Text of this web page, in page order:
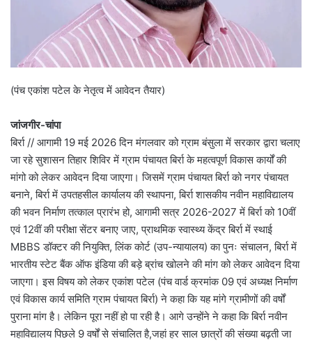
(पंच एकांश पटेल के नेतृत्व में आवेदन तैयार)
जांजगीर-चांपा
बिर्रा // आगामी 19 मई 2026 दिन मंगलवार को ग्राम बंसुला में सरकार द्वारा चलाए
जा रहे सुशासन तिहार शिविर में ग्राम पंचायत बिर्रा के महत्वपूर्ण विकास कार्यों की
मांगो को लेकर आवेदन दिया जाएगा। जिसमें ग्राम पंचायत बिर्रा को नगर पंचायत
बनाने, बिर्रा में उपतहसील कार्यालय की स्थापना, बिर्रा शासकीय नवीन महाविद्यालय
की भवन निर्माण तत्काल प्रारंभ हो, आगामी सत्र 2026-2027 में बिर्रा को 10वीं
एवं 12वीं की परीक्षा सेंटर बनाए जाए, प्राथमिक स्वास्थ्य केंद्र बिर्रा में स्थाई
MBBS डॉक्टर की नियुक्ति, लिंक कोर्ट (उप-न्यायालय) का पुनः संचालन, बिर्रा में
भारतीय स्टेट बैंक ऑफ इंडिया की बड़े ब्रांच खोलने की मांग को लेकर आवेदन दिया
जाएगा। इस विषय को लेकर एकांश पटेल (पंच वार्ड क्रमांक 09 एवं अध्यक्ष निर्माण
एवं विकास कार्य समिति ग्राम पंचायत बिर्रा) ने कहा कि यह मांगे ग्रामीणों की वर्षों
पुराना मांग है। लेकिन पूरा नहीं हो पा रही है। आगे उन्होंने ने कहा कि बिर्रा नवीन
महाविद्यालय पिछले 9 वर्षों से संचालित है,जहां हर साल छात्रों की संख्या बढ़ती जा